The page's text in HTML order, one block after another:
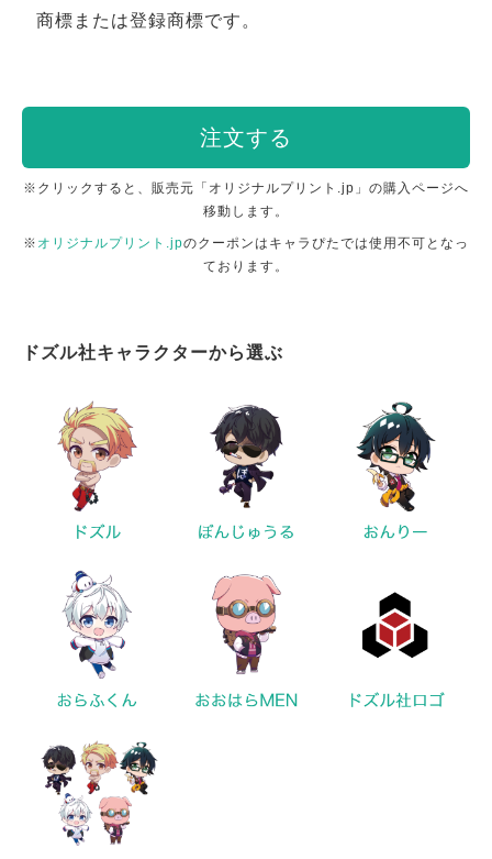
商標または登録商標です。
注文する
※クリックすると、販売元「オリジナルプリント.jp」の購入ページへ
移動します。
※ オリジナルプリント.jpのクーポンはキャラぴたでは使用不可となっ
ております。
ドズル社キャラクターから選ぶ